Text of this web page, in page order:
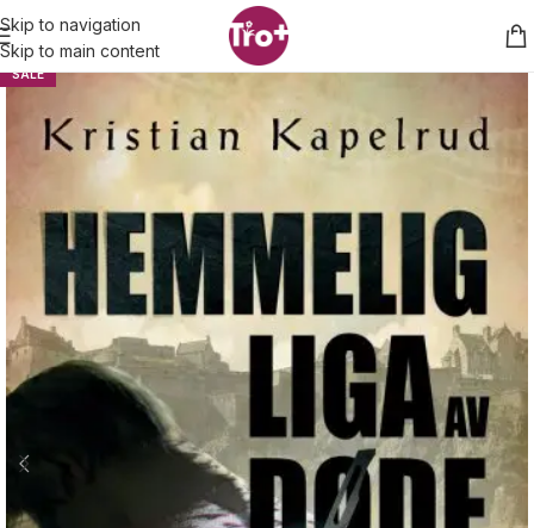
Skip to navigation
Skip to main content
SALE